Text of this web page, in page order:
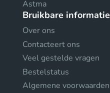
Astma
Bruikbare informatie
Over ons
Contacteert ons
Veel gestelde vragen
Bestelstatus
Algemene voorwaarden